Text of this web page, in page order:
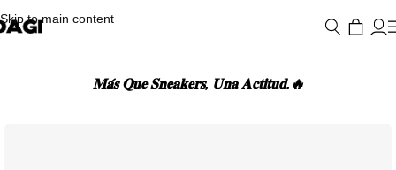
Skip to main content
𝐌𝐚́𝐬 𝐐𝐮𝐞 𝐒𝐧𝐞𝐚𝐤𝐞𝐫𝐬, 𝐔𝐧𝐚 𝐀𝐜𝐭𝐢𝐭𝐮𝐝.🔥